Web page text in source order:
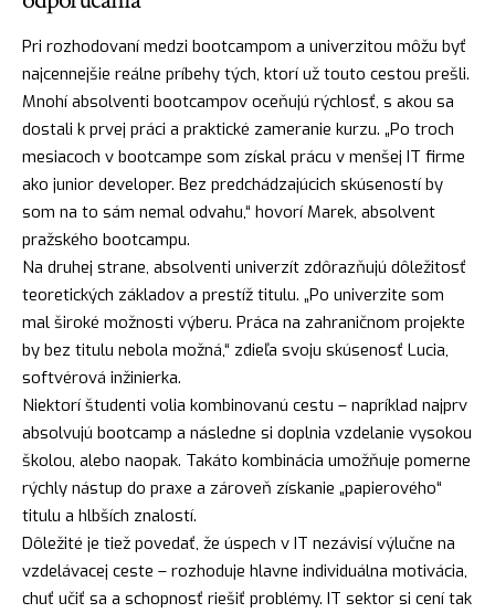
Pri rozhodovaní medzi bootcampom a univerzitou môžu byť
najcennejšie reálne príbehy tých, ktorí už touto cestou prešli.
Mnohí absolventi bootcampov oceňujú rýchlosť, s akou sa
dostali k prvej práci a praktické zameranie kurzu. „Po troch
mesiacoch v bootcampe som získal prácu v menšej IT firme
ako junior developer. Bez predchádzajúcich skúseností by
som na to sám nemal odvahu,“ hovorí Marek, absolvent
pražského bootcampu.
Na druhej strane, absolventi univerzít zdôrazňujú dôležitosť
teoretických základov a prestíž titulu. „Po univerzite som
mal široké možnosti výberu. Práca na zahraničnom projekte
by bez titulu nebola možná,“ zdieľa svoju skúsenosť Lucia,
softvérová inžinierka.
Niektorí študenti volia kombinovanú cestu – napríklad najprv
absolvujú bootcamp a následne si doplnia vzdelanie vysokou
školou, alebo naopak. Takáto kombinácia umožňuje pomerne
rýchly nástup do praxe a zároveň získanie „papierového“
titulu a hlbších znalostí.
Dôležité je tiež povedať, že úspech v IT nezávisí výlučne na
vzdelávacej ceste – rozhoduje hlavne individuálna motivácia,
chuť učiť sa a schopnosť riešiť problémy. IT sektor si cení tak